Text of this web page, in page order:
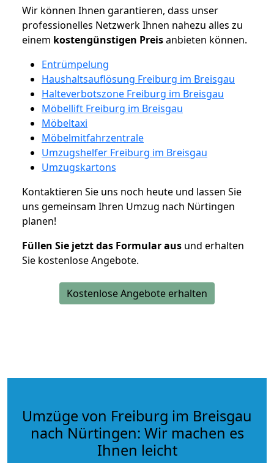
Wir können Ihnen garantieren, dass unser
professionelles Netzwerk Ihnen nahezu alles zu
einem kostengünstigen Preisanbieten können.
Entrümpelung
Haushaltsauflösung Freiburg im Breisgau
Halteverbotszone Freiburg im Breisgau
Möbellift Freiburg im Breisgau
Möbeltaxi
Möbelmitfahrzentrale
Umzugshelfer Freiburg im Breisgau
Umzugskartons
Kontaktieren Sie uns noch heute und lassen Sie
uns gemeinsam Ihren Umzug nach Nürtingen
planen!
Füllen Sie jetzt das Formular aus und erhalten
Sie kostenlose Angebote.
Kostenlose Angebote erhalten
Umzüge von Freiburg im Breisgau
nach Nürtingen: Wir machen es
Ihnen leicht